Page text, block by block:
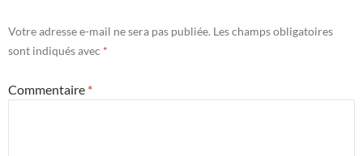
Votre adresse e-mail ne sera pas publiée. Les champs obligatoires
sont indiqués avec *
Commentaire *